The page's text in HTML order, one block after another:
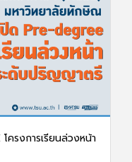
ครงการเรียนล่วงหน้า